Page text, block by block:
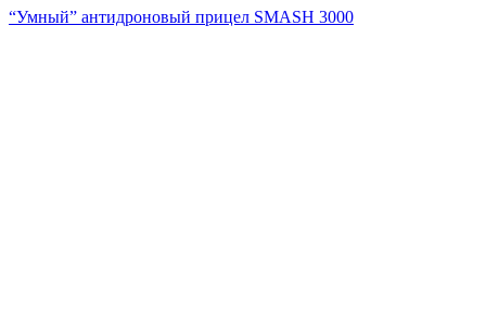
“Умный” антидроновый прицел SMASH 3000